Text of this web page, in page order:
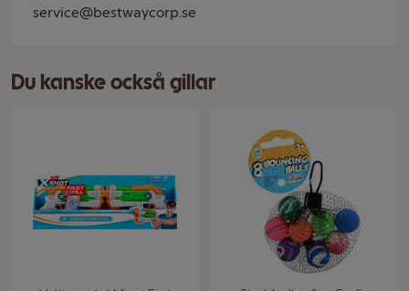
service@bestwaycorp.se
Du kanske också gillar